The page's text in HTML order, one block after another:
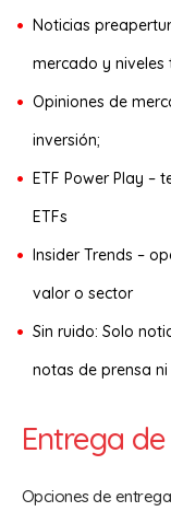
Noticias
mercado y niveles
Opiniones de
inversión;
ETF Power Play –
ETFs
Insider Trends –
valor o sector
Sin ruido: Solo
notas de prensa
Entrega
Opciones de entrega